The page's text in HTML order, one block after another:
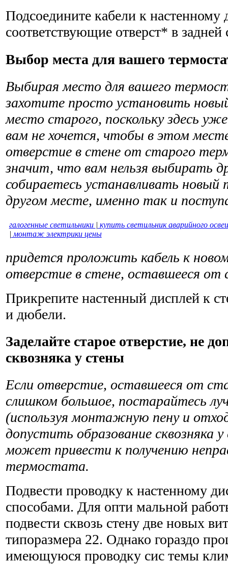
Подсоедините кабели к настенному
соответствующие отверст* в задней
Выбор места для вашего
Выбирая место для вашего
захотите просто установить
место старого, посколь­ку здесь
вам не хочется, чтобы в этом
отверстие в стене от старого
значит, что вам нельзя выбирать
собираетесь устанавливать
другом месте, именно так и
галогенные светильники | купить светильник аварийного
| монтаж электрики цены
придется проло­жить кабель к
отверстие в стене, остав­шееся
Прикрепите настенный дисплей к
и дюбели.
Заделайте старое отверстие, не
сквозняка у стены
Если отверстие, оставшееся от
слишком большое, постарайтесь
(используя монтажную пену и
допустить образование сквозняка
может привести к получению
термостата.
Подвести проводку к настенному
способами. Для опти­ мальной
подвести сквозь стену две новых
типоразмера 22. Однако гораздо
имеющуюся проводку сис­ темы